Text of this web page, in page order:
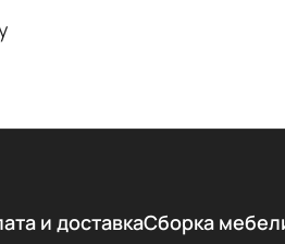
и доставкаСборка